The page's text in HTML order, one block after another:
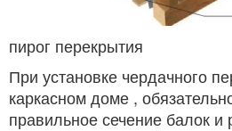
пирог перекрытия
При установке чердачного
каркасном доме ,
правильное сечение балок